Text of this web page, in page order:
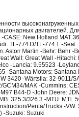
двигателей.
New Holland MAT
TL-774 D/TL-774 F -
Aston Martin -Behr: Behr
Wall: Great Wall -
-Lancia: 9.55523 -
-Santana Motors:
3420 -Wärtsila: 32-9011/
MAK -Cummins:
B44-D -John Deere:
325.3/326.3 -MTU:
Penta/Trucks -
-Suzuki: Suzuki